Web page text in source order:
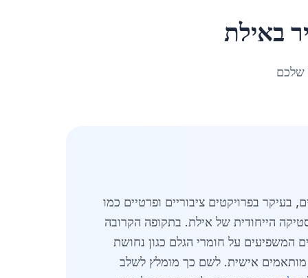
באילת
שלכם
בעיקר בפרויקטים ציבוריים ופרטיים כמו
נוספות הנובעות מהלוגיסטיקה הייחודית של אילת. בתקופה הקרובה
המשפיעים על חומרי הגלם כגון נחושת
מותאמים אישית. לשם כך מומלץ לשלב